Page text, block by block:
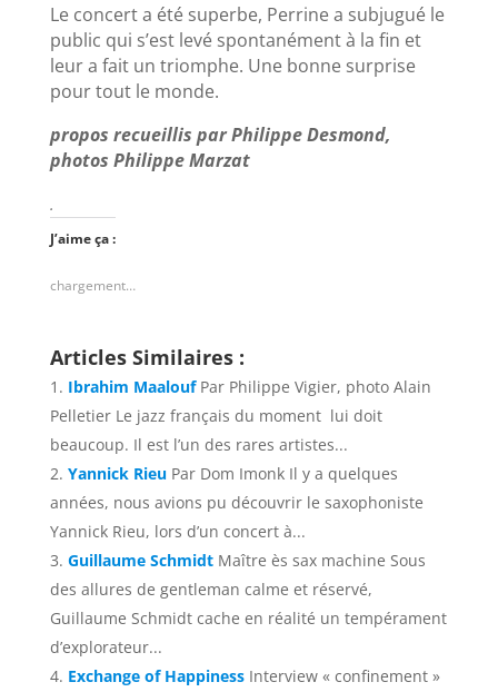
Le concert a été superbe, Perrine a subjugué le
public qui s’est levé spontanément à la fin et
leur a fait un triomphe. Une bonne surprise
pour tout le monde.
propos recueillis par Philippe Desmond,
photos Philippe Marzat
.
J’aime ça :
chargement…
Articles Similaires :
Ibrahim Maalouf Par Philippe Vigier, photo Alain
Pelletier Le jazz français du moment lui doit
beaucoup. Il est l’un des rares artistes...
Yannick Rieu Par Dom Imonk Il y a quelques
années, nous avions pu découvrir le saxophoniste
Yannick Rieu, lors d’un concert à...
Guillaume Schmidt Maître ès sax machine Sous
des allures de gentleman calme et réservé,
Guillaume Schmidt cache en réalité un tempérament
d’explorateur...
Exchange of Happiness Interview « confinement »